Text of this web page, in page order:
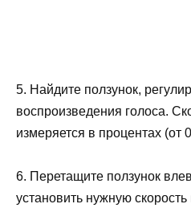
5. Найдите ползунок,
воспроизведения голоса.
измеряется в процентах (от
6. Перетащите ползунок
установить нужную